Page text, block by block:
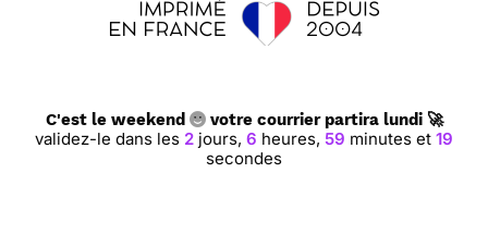
C'est le weekend votre courrier partira lundi 🚀
validez-le dans les 2 jours, 6 heures, 59 minutes et 18
secondes